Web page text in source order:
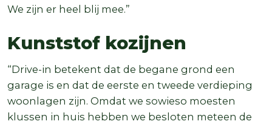
We zijn er heel blij mee.”
Kunststof kozijnen
“Drive-in betekent dat de begane grond een
garage is en dat de eerste en tweede verdieping
woonlagen zijn. Omdat we sowieso moesten
klussen in huis hebben we besloten meteen de